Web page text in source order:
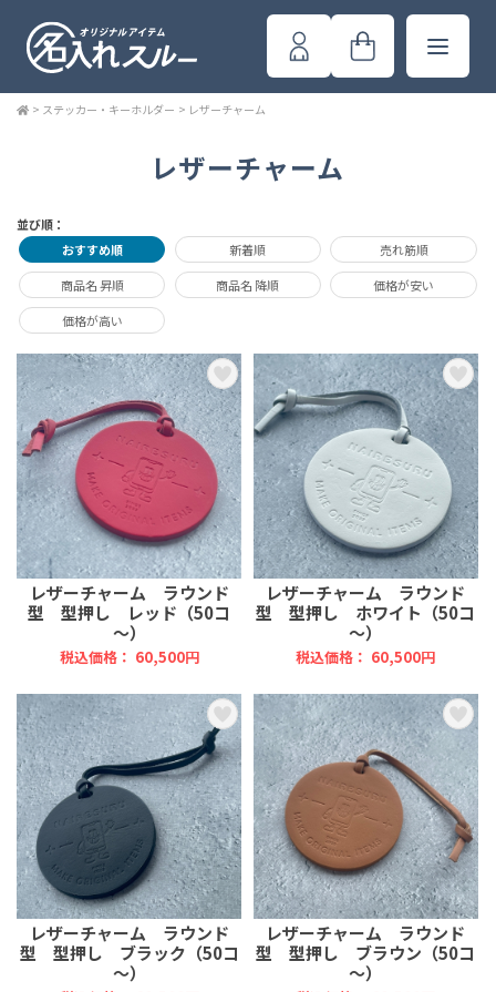
> ステッカー・キーホルダー > レザーチャーム
レザーチャーム
並び順：
おすすめ順
新着順 売れ筋順
商品名 昇順 商品名 降順 価格が安い
価格が高い
レザーチャーム ラウンド
型 型押し レッド（50コ
～）
税込価格： 60,500円
レザーチャーム ラウンド
型 型押し ホワイト（50コ
～）
税込価格： 60,500円
レザーチャーム ラウンド
型 型押し ブラック（50コ
～）
レザーチャーム ラウンド
型 型押し ブラウン（50コ
～）